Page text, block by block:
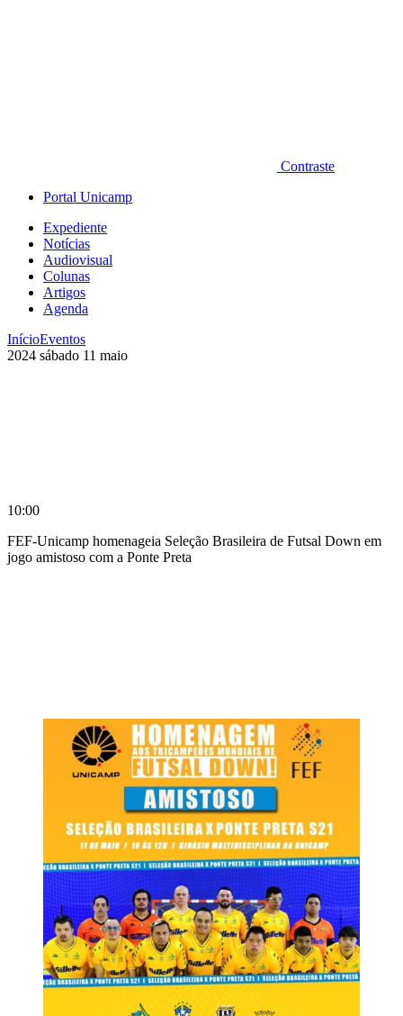
Contraste
Portal Unicamp
Expediente
Notícias
Audiovisual
Colunas
Artigos
Agenda
InícioEventos
2024 sábado 11 maio
10:00
FEF-Unicamp homenageia Seleção Brasileira de Futsal Down em
jogo amistoso com a Ponte Preta